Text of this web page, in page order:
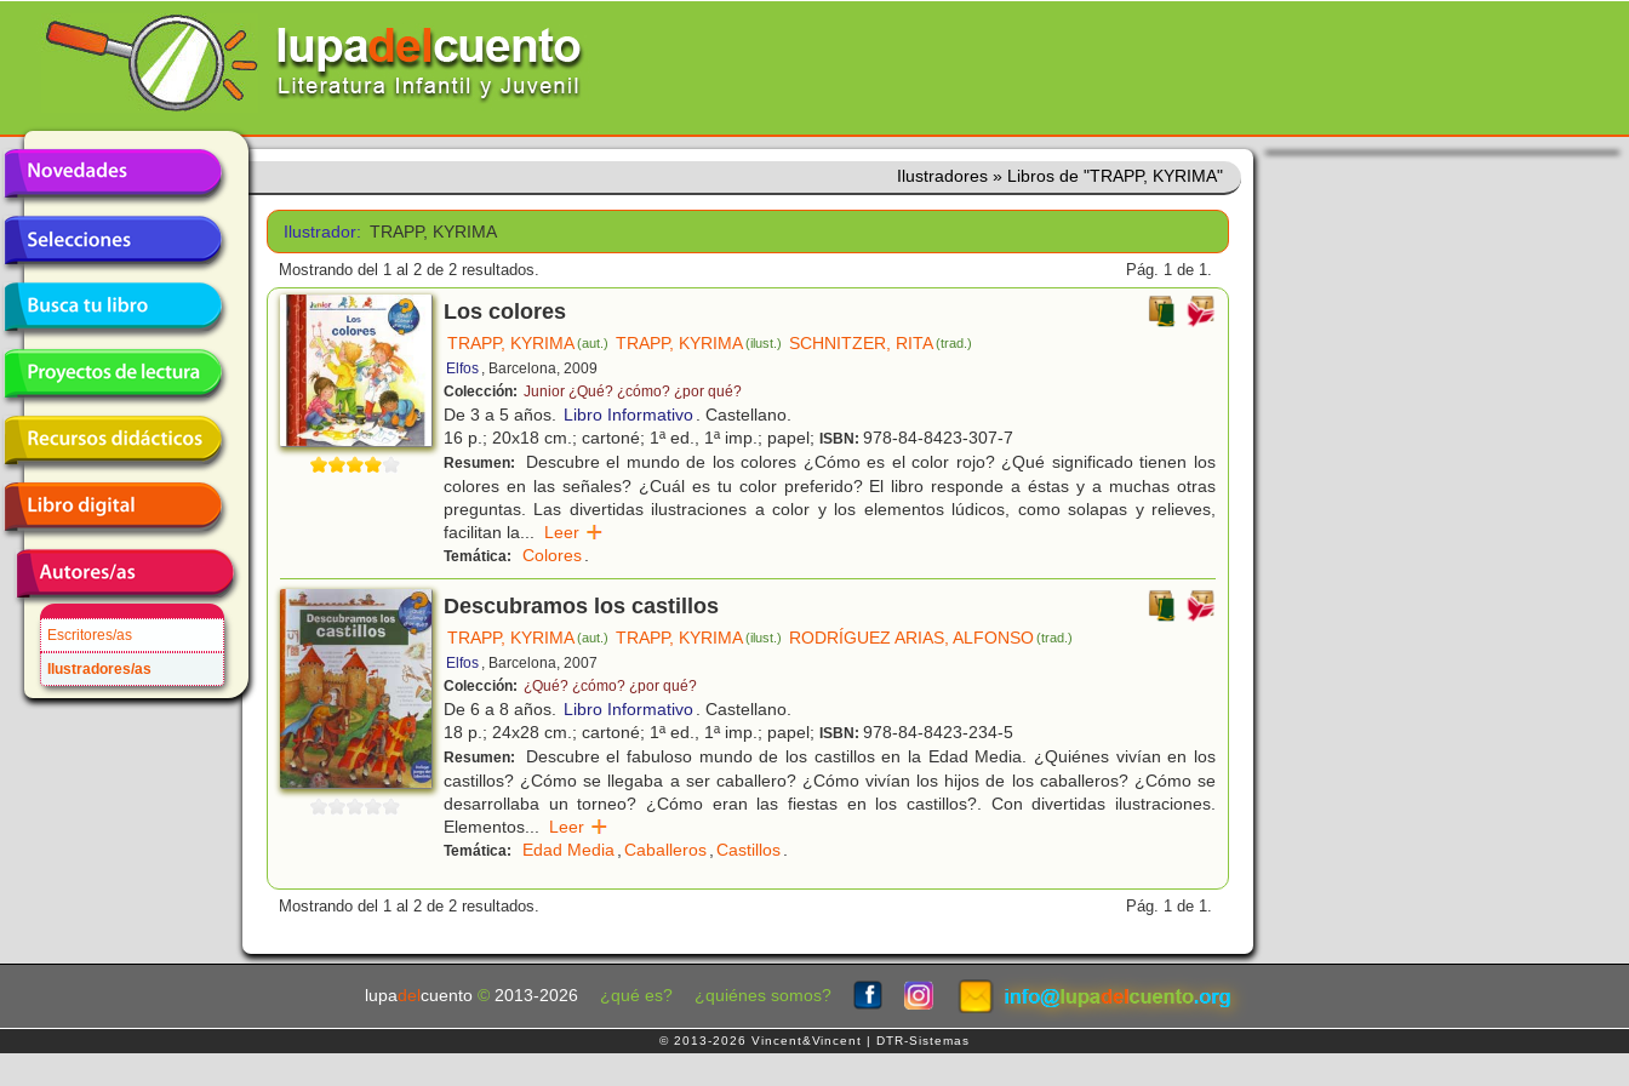
Escritores/as
Ilustradores/as
Ilustradores » Libros de "TRAPP, KYRIMA"
Ilustrador: TRAPP, KYRIMA
Mostrando del 1 al 2 de 2 resultados. Pág. 1 de 1.
Los colores
TRAPP, KYRIMA(aut.) TRAPP, KYRIMA(ilust.) SCHNITZER, RITA(trad.)
Elfos , Barcelona, 2009
Colección: Junior ¿Qué? ¿cómo? ¿por qué?
De 3 a 5 años. Libro Informativo. Castellano.
16 p.; 20x18 cm.; cartoné; 1ª ed., 1ª imp.; papel; ISBN: 978-84-8423-307-7
Resumen:
Descubre el mundo de los colores ¿Cómo es el color rojo? ¿Qué significado tienen los
colores en las señales? ¿Cuál es tu color preferido? El libro responde a éstas y a muchas otras
preguntas. Las divertidas ilustraciones a color y los elementos lúdicos, como solapas y relieves,
facilitan la... Leer
Temática: Colores.
Descubramos los castillos
TRAPP, KYRIMA(aut.) TRAPP, KYRIMA(ilust.) RODRÍGUEZ ARIAS, ALFONSO (trad.)
Elfos , Barcelona, 2007
Colección: ¿Qué? ¿cómo? ¿por qué?
De 6 a 8 años. Libro Informativo. Castellano.
18 p.; 24x28 cm.; cartoné; 1ª ed., 1ª imp.; papel; ISBN: 978-84-8423-234-5
Resumen:
Descubre el fabuloso mundo de los castillos en la Edad Media. ¿Quiénes vivían en los
castillos? ¿Cómo se llegaba a ser caballero? ¿Cómo vivían los hijos de los caballeros? ¿Cómo se
desarrollaba un torneo? ¿Cómo eran las fiestas en los castillos?. Con divertidas ilustraciones.
Elementos... Leer
Temática: Edad Media,Caballeros,Castillos.
Mostrando del 1 al 2 de 2 resultados. Pág. 1 de 1.
lupadel cuento © 2013-2026 ¿qué es? ¿quiénes somos?
© 2013-2026 Vincent&Vincent | DTR-Sistemas